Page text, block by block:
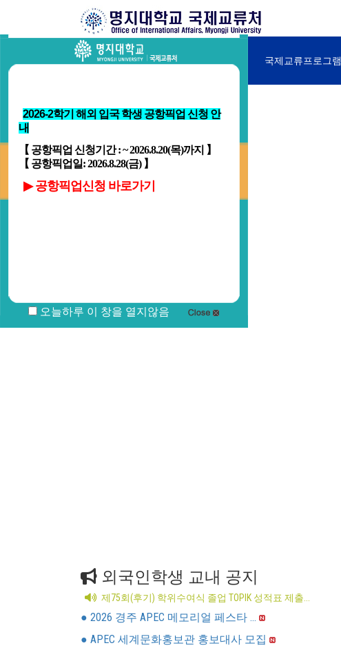
국제교류처소개 국제교류프로그램
외국인학생 교내 공지
제75회(후기) 학위수여식 졸업 TOPIK 성적표 제출...
● 2026 경주 APEC 메모리얼 페스타 ...
● APEC 세계문화홍보관 홍보대사 모집
오늘하루 이 창을 열지않음